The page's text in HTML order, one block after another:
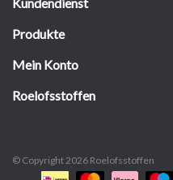
Produkte
Mein Konto
Roelofsstoffen
© Copyright 2026 Roelofsstoffen